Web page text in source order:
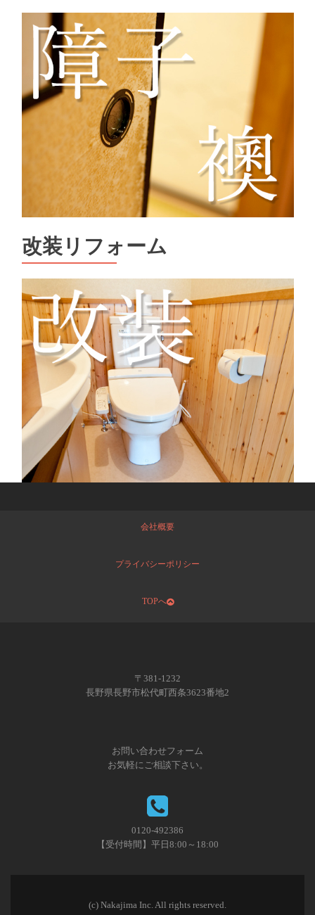
改装リフォーム
会社概要
プライバシーポリシー
TOPへ
〒381-1232
長野県長野市松代町西条3623番地2
お問い合わせフォーム
お気軽にご相談下さい。
0120-492386
【受付時間】平日8:00～18:00
(c) Nakajima Inc. All rights reserved.